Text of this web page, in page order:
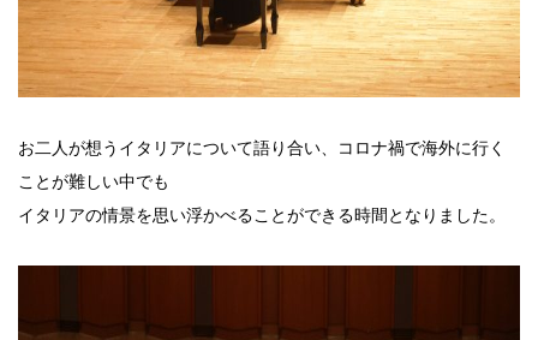
お二人が想うイタリアについて語り合い、コロナ禍で海外に行く
ことが難しい中でも
イタリアの情景を思い浮かべることができる時間となりました。